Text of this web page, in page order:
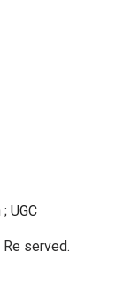
; UGC
served.